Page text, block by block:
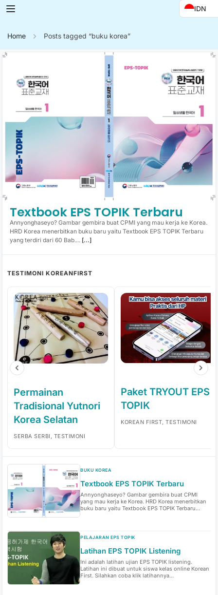
IDN
Home Posts tagged “buku korea”
Textbook EPS TOPIK Terbaru
Annyonghaseyo? Gambar gembira buat CPMI yang mau kerja ke Korea.
HRD Korea menerbitkan buku baru yaitu Textbook EPS TOPIK Terbaru
yang terdiri dari 60 Bab.... [...]
TESTIMONI KOREANFIRST
Permainan
Tradisional Yutnori
Korea Selatan
SERBA SERBI, TESTIMONI
Paket TRYOUT EPS
TOPIK
KOREAN FIRST, TESTIMONI
BUKU KOREA
Textbook EPS TOPIK Terbaru
Annyonghaseyo? Gambar gembira buat CPMI
yang mau kerja ke Korea. HRD Korea menerbitkan
buku baru yaitu Textbook EPS TOPIK Terbaru...
PELAJARAN EPS TOPIK
Latihan EPS TOPIK Listening
Ini adalah latihan ujian EPS TOPIK listening.
Latihan ini dibuat untuk siswa kelas online Korean
First. Silahkan coba klik latihannya...